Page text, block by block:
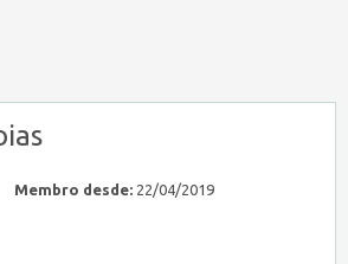
Membro desde: 22/04/2019